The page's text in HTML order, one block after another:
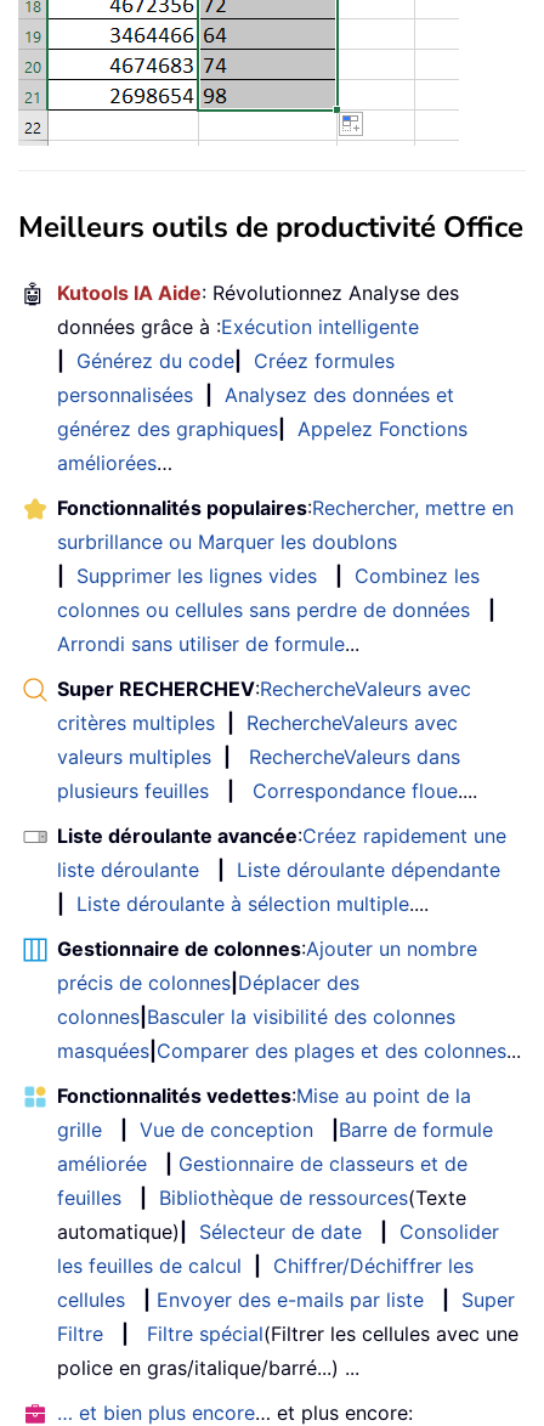
Meilleurs outils de productivité Office
🤖 Kutools IA Aide: Révolutionnez Analyse des
données grâce à :Exécution intelligente
Générez du code
Créez formules
personnalisées
Analysez des données et
générez des graphiques
Appelez Fonctions
améliorées…
Fonctionnalités populaires:Rechercher, mettre en
surbrillance ou Marquer les doublons
Supprimer les lignes vides
Combinez les
colonnes ou cellules sans perdre de données
Arrondi sans utiliser de formule...
Super RECHERCHEV:RechercheValeurs avec
critères multiples
RechercheValeurs avec
valeurs multiples
RechercheValeurs dans
plusieurs feuilles
Correspondance floue....
Liste déroulante avancée:Créez rapidement une
liste déroulante
Liste déroulante dépendante
Liste déroulante à sélection multiple....
Gestionnaire de colonnes:Ajouter un nombre
précis de colonnes Déplacer des
colonnes Basculer la visibilité des colonnes
masquées Comparer des plages et des colonnes...
Fonctionnalités vedettes:Mise au point de la
grille
Vue de conception
Barre de formule
améliorée
Gestionnaire de classeurs et de
feuilles
Bibliothèque de ressources(Texte
automatique)
Sélecteur de date
Consolider
les feuilles de calcul
Chiffrer/Déchiffrer les
cellules
Envoyer des e-mails par liste
Super
Filtre
Filtre spécial(Filtrer les cellules avec une
police en gras/italique/barré...) ...
… et bien plus encore… et plus encore: